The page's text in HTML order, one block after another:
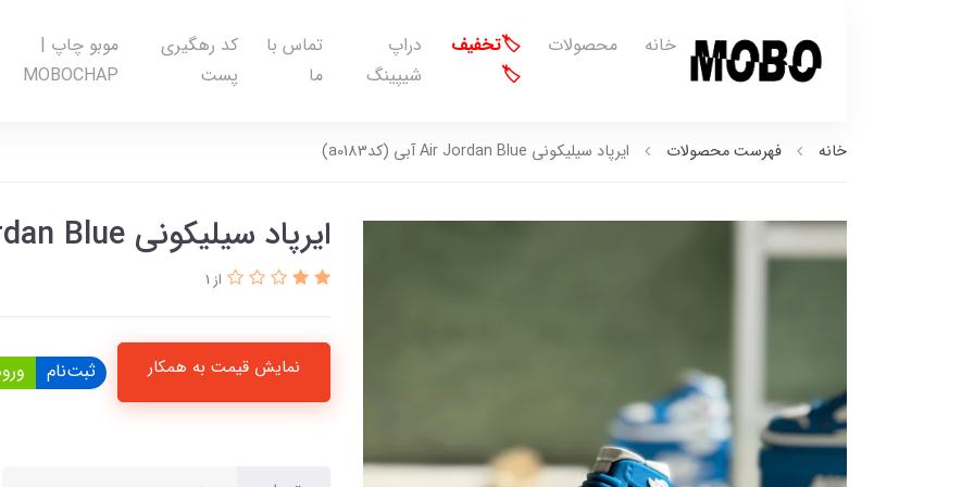
خانه محصولات
🏷️تخفیف
🏷️
دراپ
شیپینگ
تماس با
ما
کد رهگیری
پست
موبو چاپ |
MOBOCHAP
خانه فهرست محصولات ایرپاد سیلیکونی Air Jordan Blue آبی (کدa0183)
ایرپاد سیلیکونی Air Jordan Blue آبی (کدa0183)
از 1
نمایش قیمت به همکار ثبت‌نام